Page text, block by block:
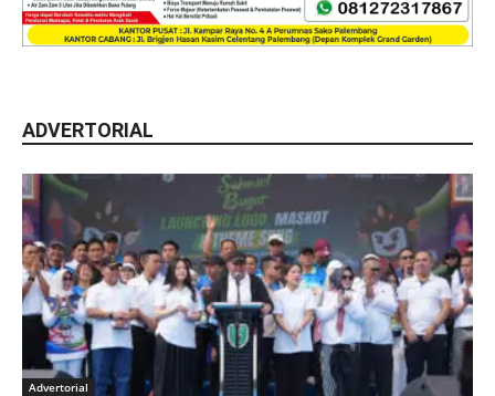
ADVERTORIAL
Advertorial